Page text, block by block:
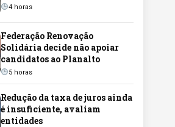
4 horas
Federação Renovação
Solidária decide não apoiar
candidatos ao Planalto
5 horas
Redução da taxa de juros ainda
é insuficiente, avaliam
entidades